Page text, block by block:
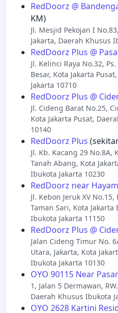
RedDoorz @
KM)
Jl. Mesjid Pekojan I
Jakarta, Daerah Khusus
RedDoorz Plus @
Jl. Kelinci Raya No.32,
Besar, Kota Jakarta
Jakarta 10710
RedDoorz Plus @
Jl. Cideng Barat No.25,
Kota Jakarta Pusat,
10140
RedDoorz Plus
Jl. Kb. Kacang 29 No.8A,
Tanah Abang, Kota
Ibukota Jakarta 10230
RedDoorz near
Jl. Kebon Jeruk XV
Taman Sari, Kota
Ibukota Jakarta 11150
RedDoorz Plus @
Jalan Cideng Timur No.
Utara, Jakarta, Kota
Ibukota Jakarta 10130
OYO 90115 Near
1, Jalan 5 Dermawan,
Daerah Khusus Ibukota
OYO 2628 Kartini